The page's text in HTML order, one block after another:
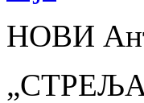
НОВИ